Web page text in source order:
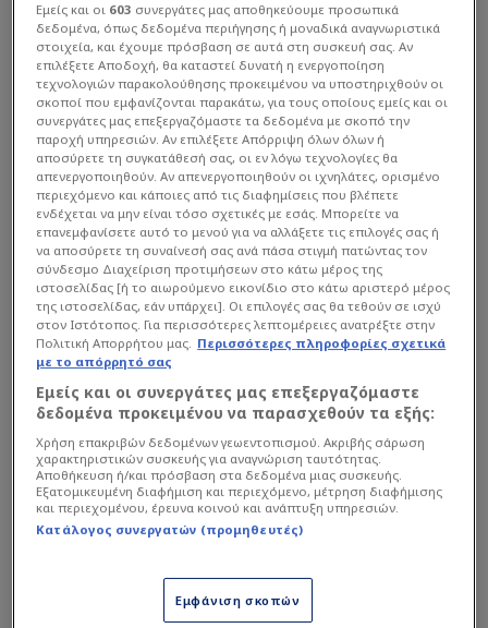
Εμείς και οι 603 συνεργάτες μας αποθηκεύουμε προσωπικά
δεδομένα, όπως δεδομένα περιήγησης ή μοναδικά αναγνωριστικά
στοιχεία, και έχουμε πρόσβαση σε αυτά στη συσκευή σας. Αν
επιλέξετε Αποδοχή, θα καταστεί δυνατή η ενεργοποίηση
τεχνολογιών παρακολούθησης προκειμένου να υποστηριχθούν οι
σκοποί που εμφανίζονται παρακάτω, για τους οποίους εμείς και οι
συνεργάτες μας επεξεργαζόμαστε τα δεδομένα με σκοπό την
παροχή υπηρεσιών. Αν επιλέξετε Απόρριψη όλων όλων ή
αποσύρετε τη συγκατάθεσή σας, οι εν λόγω τεχνολογίες θα
απενεργοποιηθούν. Αν απενεργοποιηθούν οι ιχνηλάτες, ορισμένο
περιεχόμενο και κάποιες από τις διαφημίσεις που βλέπετε
ενδέχεται να μην είναι τόσο σχετικές με εσάς. Μπορείτε να
επανεμφανίσετε αυτό το μενού για να αλλάξετε τις επιλογές σας ή
να αποσύρετε τη συναίνεσή σας ανά πάσα στιγμή πατώντας τον
σύνδεσμο Διαχείριση προτιμήσεων στο κάτω μέρος της
ιστοσελίδας [ή το αιωρούμενο εικονίδιο στο κάτω αριστερό μέρος
της ιστοσελίδας, εάν υπάρχει]. Οι επιλογές σας θα τεθούν σε ισχύ
στον Ιστότοπος. Για περισσότερες λεπτομέρειες ανατρέξτε στην
Πολιτική Απορρήτου μας. Περισσότερες πληροφορίες σχετικά
με το απόρρητό σας
Εμείς και οι συνεργάτες μας επεξεργαζόμαστε
δεδομένα προκειμένου να παρασχεθούν τα εξής:
Χρήση επακριβών δεδομένων γεωεντοπισμού. Ακριβής σάρωση
χαρακτηριστικών συσκευής για αναγνώριση ταυτότητας.
Αποθήκευση ή/και πρόσβαση στα δεδομένα μιας συσκευής.
Εξατομικευμένη διαφήμιση και περιεχόμενο, μέτρηση διαφήμισης
και περιεχομένου, έρευνα κοινού και ανάπτυξη υπηρεσιών.
Κατάλογος συνεργατών (προμηθευτές)
Εμφάνιση σκοπών